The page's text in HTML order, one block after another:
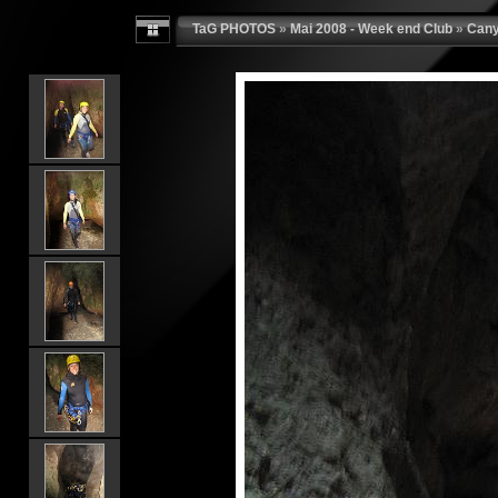
TaG PHOTOS»Mai 2008 - Week end Club»